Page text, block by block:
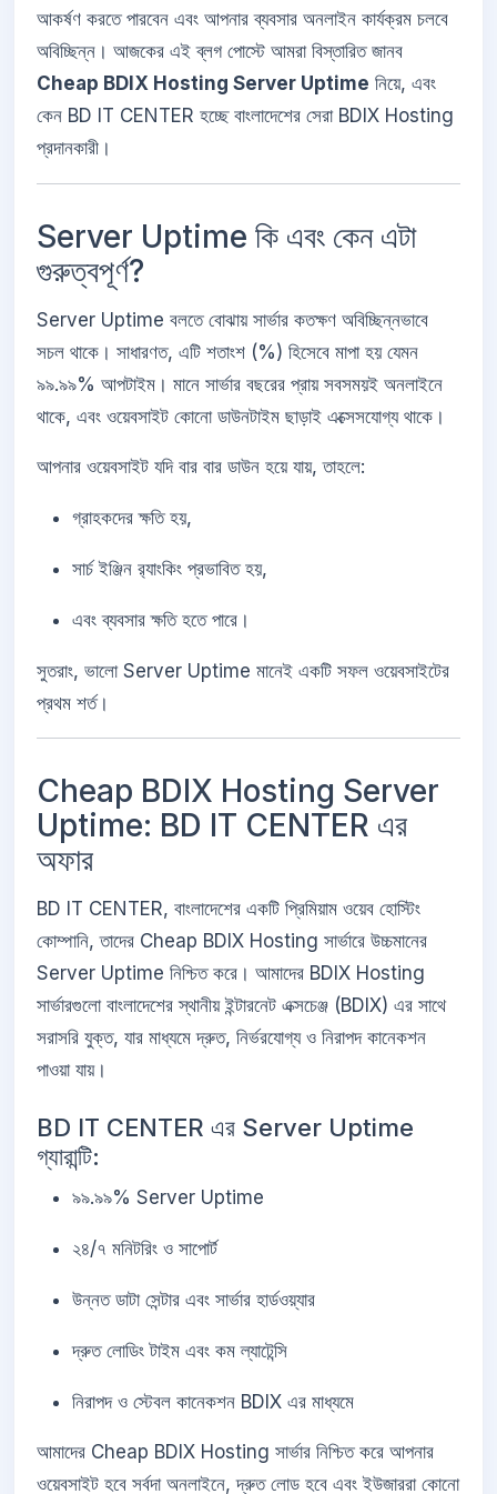
আকর্ষণ করতে পারবেন এবং আপনার ব্যবসার অনলাইন কার্যক্রম চলবে
অবিচ্ছিন্ন। আজকের এই ব্লগ পোস্টে আমরা বিস্তারিত জানব
Cheap BDIX Hosting Server Uptime নিয়ে, এবং
কেন BD IT CENTER হচ্ছে বাংলাদেশের সেরা BDIX Hosting
প্রদানকারী।
Server Uptime কি এবং কেন এটা
গুরুত্বপূর্ণ?
Server Uptime বলতে বোঝায় সার্ভার কতক্ষণ অবিচ্ছিন্নভাবে
সচল থাকে। সাধারণত, এটি শতাংশ (%) হিসেবে মাপা হয় যেমন
৯৯.৯৯% আপটাইম। মানে সার্ভার বছরের প্রায় সবসময়ই অনলাইনে
থাকে, এবং ওয়েবসাইট কোনো ডাউনটাইম ছাড়াই এক্সেসযোগ্য থাকে।
আপনার ওয়েবসাইট যদি বার বার ডাউন হয়ে যায়, তাহলে:
গ্রাহকদের ক্ষতি হয়,
সার্চ ইঞ্জিন র‍্যাংকিং প্রভাবিত হয়,
এবং ব্যবসার ক্ষতি হতে পারে।
সুতরাং, ভালো Server Uptime মানেই একটি সফল ওয়েবসাইটের
প্রথম শর্ত।
Cheap BDIX Hosting Server
Uptime: BD IT CENTER এর
অফার
BD IT CENTER, বাংলাদেশের একটি প্রিমিয়াম ওয়েব হোস্টিং
কোম্পানি, তাদের Cheap BDIX Hosting সার্ভারে উচ্চমানের
Server Uptime নিশ্চিত করে। আমাদের BDIX Hosting
সার্ভারগুলো বাংলাদেশের স্থানীয় ইন্টারনেট এক্সচেঞ্জ (BDIX) এর সাথে
সরাসরি যুক্ত, যার মাধ্যমে দ্রুত, নির্ভরযোগ্য ও নিরাপদ কানেকশন
পাওয়া যায়।
BD IT CENTER এর Server Uptime
গ্যারান্টি:
৯৯.৯৯% Server Uptime
২৪/৭ মনিটরিং ও সাপোর্ট
উন্নত ডাটা সেন্টার এবং সার্ভার হার্ডওয়্যার
দ্রুত লোডিং টাইম এবং কম ল্যাটেন্সি
নিরাপদ ও স্টেবল কানেকশন BDIX এর মাধ্যমে
আমাদের Cheap BDIX Hosting সার্ভার নিশ্চিত করে আপনার
ওয়েবসাইট হবে সর্বদা অনলাইনে, দ্রুত লোড হবে এবং ইউজাররা কোনো